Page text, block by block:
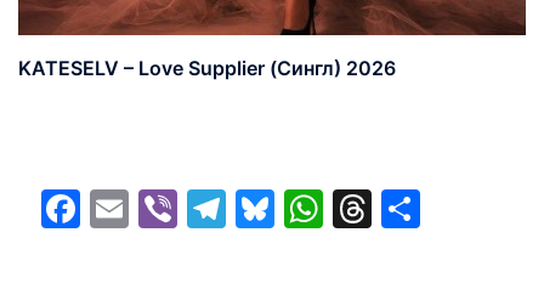
KATESELV – Love Supplier (Сингл) 2026
Facebook
EmailViberTelegram
Bluesky
WhatsApp
Threads